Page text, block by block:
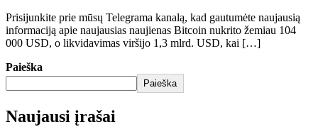
Prisijunkite prie mūsų Telegrama kanalą, kad gautumėte naujausią
informaciją apie naujausias naujienas Bitcoin nukrito žemiau 104
000 USD, o likvidavimas viršijo 1,3 mlrd. USD, kai […]
Paieška
Paieška
Naujausi įrašai